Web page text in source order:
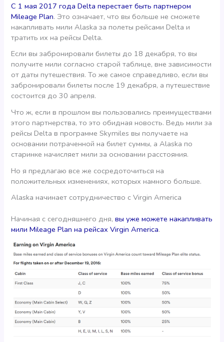
C 1 мая 2017 года Delta перестает быть партнером
Mileage Plan. Это означает, что вы больше не сможете
накапливать мили Alaska за полеты рейсами Delta и
тратить их на рейсы Delta.
Если вы забронировали билеты до 18 декабря, то вы
получите мили согласно старой таблице, вне зависимости
от даты путешествия. То же самое справедливо, если вы
забронировали билеты после 19 декабря, а путешествие
состоится до 30 апреля.
Что ж, если в прошлом вы пользовались преимуществами
этого партнерства, то это обидная новость. Ведь мили за
рейсы Delta в программе Skymiles вы получаете на
основании потраченной на билет суммы, а Alaska по
старинке начисляет мили за основании расстояния.
Но я предлагаю все же сосредоточиться на
положительных изменениях, которых намного больше.
Alaska начинает сотрудничество с Virgin America
Начиная с сегодняшнего дня,вы уже можете накапливать
мили Mileage Plan на рейсах Virgin America.